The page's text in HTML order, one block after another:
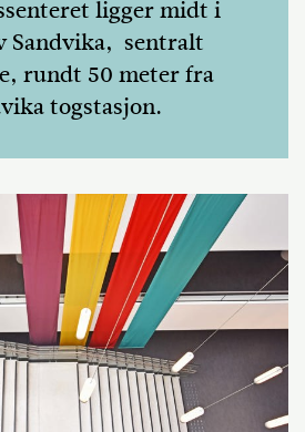
ligger midt i
Sandvika, sentralt
rundt 50 meter fra
togstasjon.